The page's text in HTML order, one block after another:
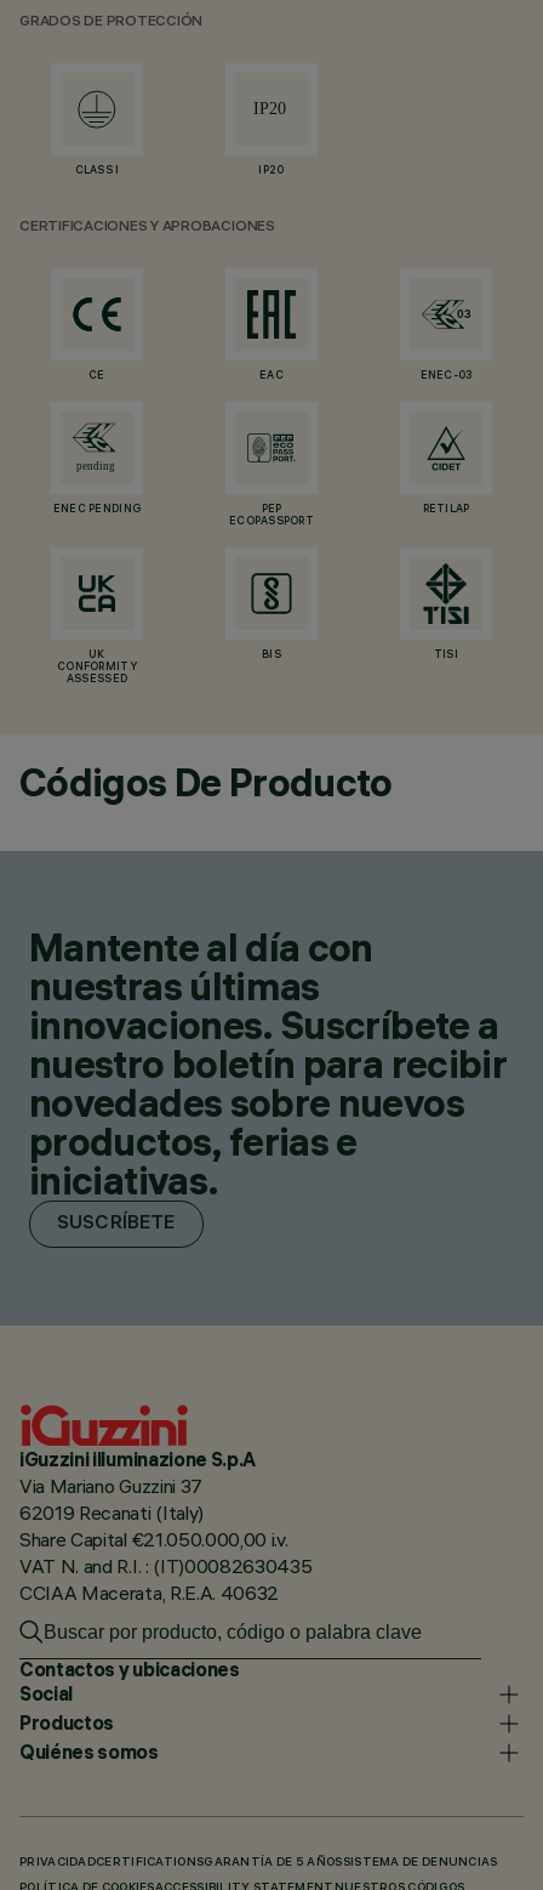
GRADOS DE PROTECCIÓN
CLASS I IP20
CERTIFICACIONES Y APROBACIONES
CE EAC ENEC-03
ENEC PENDING
PEP
ECOPASSPORT
RETILAP
UK
CONFORMITY
ASSESSED
BIS TISI
Códigos De Producto
Mantente al día con
nuestras últimas
innovaciones. Suscríbete a
nuestro boletín para recibir
novedades sobre nuevos
productos, ferias e
iniciativas.
SUSCRÍBETE
iGuzzini illuminazione S.p.A
Via Mariano Guzzini 37
62019 Recanati (Italy)
Share Capital €21.050.000,00 i.v.
VAT N. and R.I. : (IT)00082630435
CCIAA Macerata, R.E.A. 40632
Contactos y ubicaciones
Social
Productos
Quiénes somos
PRIVACIDADCERTIFICATIONSGARANTÍA DE 5 AÑOS SISTEMA DE DENUNCIAS